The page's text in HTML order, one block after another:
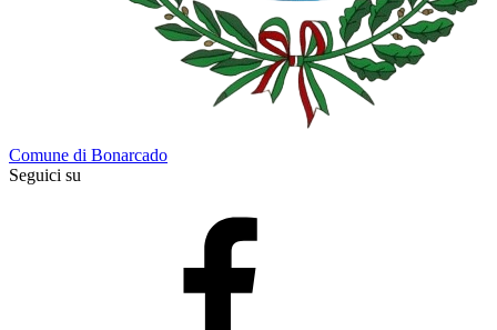
Comune di Bonarcado
Seguici su